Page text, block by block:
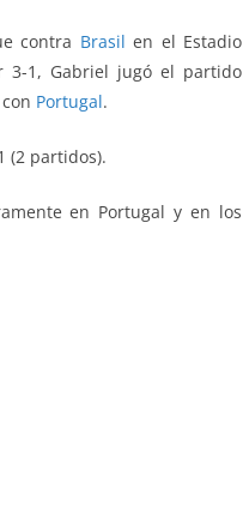
contra Brasil en el Estadio
3-1, Gabriel jugó el partido
Portugal.
(2 partidos).
en Portugal y en los